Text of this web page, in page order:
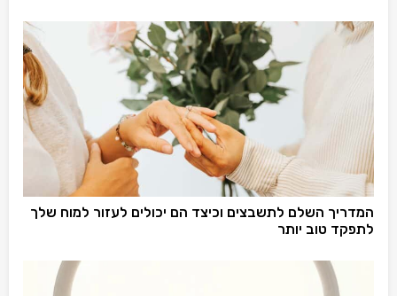
המדריך השלם לתשבצים וכיצד הם יכולים לעזור למוח שלך
לתפקד טוב יותר